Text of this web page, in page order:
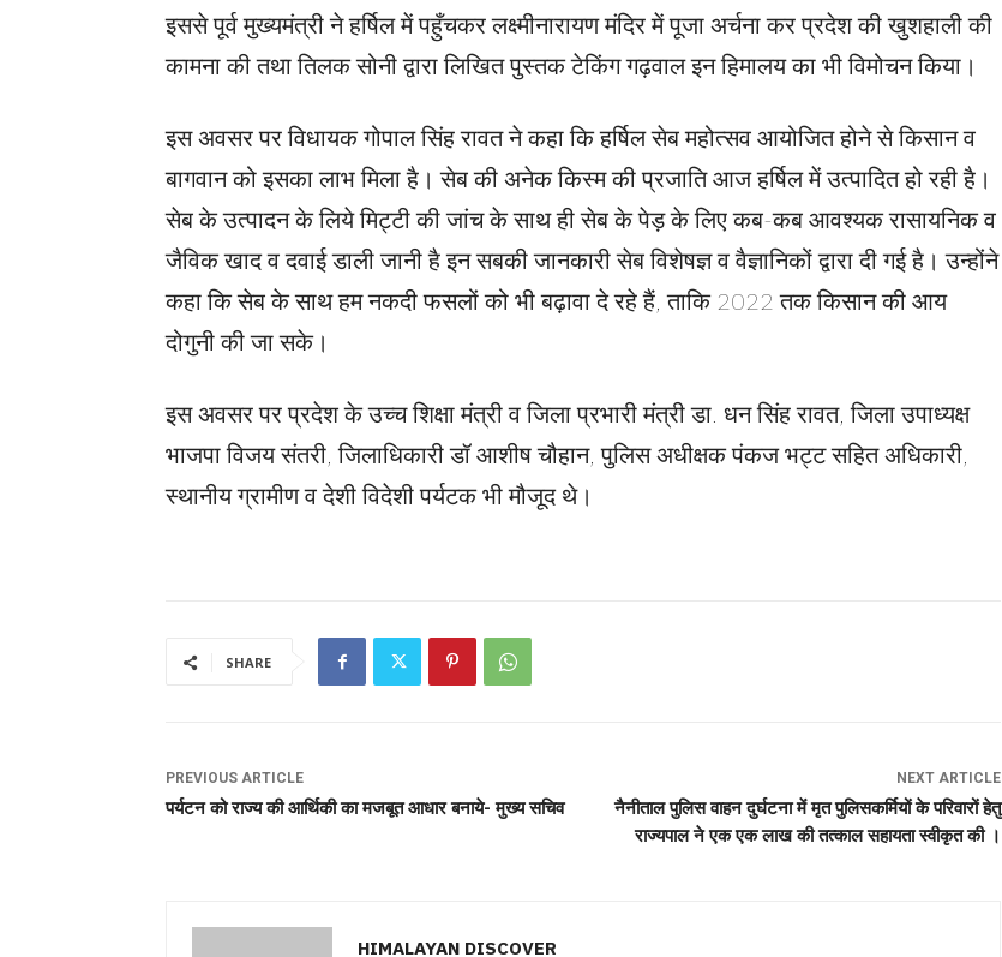
इससे पूर्व मुख्यमंत्री ने हर्षिल में पहुँचकर लक्ष्मीनारायण मंदिर में पूजा अर्चना कर प्रदेश की खुशहाली की
कामना की तथा तिलक सोनी द्वारा लिखित पुस्तक टेकिंग गढ़वाल इन हिमालय का भी विमोचन किया।
इस अवसर पर विधायक गोपाल सिंह रावत ने कहा कि हर्षिल सेब महोत्सव आयोजित होने से किसान व
बागवान को इसका लाभ मिला है। सेब की अनेक किस्म की प्रजाति आज हर्षिल में उत्पादित हो रही है।
सेब के उत्पादन के लिये मिट्टी की जांच के साथ ही सेब के पेड़ के लिए कब-कब आवश्यक रासायनिक व
जैविक खाद व दवाई डाली जानी है इन सबकी जानकारी सेब विशेषज्ञ व वैज्ञानिकों द्वारा दी गई है। उन्होंने
कहा कि सेब के साथ हम नकदी फसलों को भी बढ़ावा दे रहे हैं, ताकि 2022 तक किसान की आय
दोगुनी की जा सके।
इस अवसर पर प्रदेश के उच्च शिक्षा मंत्री व जिला प्रभारी मंत्री डा. धन सिंह रावत, जिला उपाध्यक्ष
भाजपा विजय संतरी, जिलाधिकारी डॉ आशीष चौहान, पुलिस अधीक्षक पंकज भट्ट सहित अधिकारी,
स्थानीय ग्रामीण व देशी विदेशी पर्यटक भी मौजूद थे।
SHARE
PREVIOUS ARTICLE
पर्यटन को राज्य की आर्थिकी का मजबूत आधार बनाये- मुख्य सचिव
NEXT ARTICLE
नैनीताल पुलिस वाहन दुर्घटना में मृत पुलिसकर्मियों के परिवारों हेतु
राज्यपाल ने एक एक लाख की तत्काल सहायता स्वीकृत की ।
HIMALAYAN DISCOVER